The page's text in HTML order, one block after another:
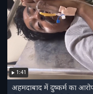
1:41
अहमदाबाद में दुष्कर्म का